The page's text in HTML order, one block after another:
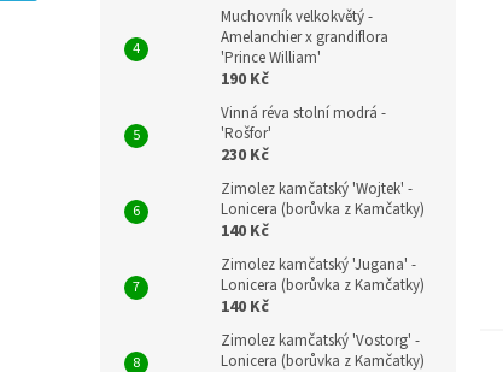
Muchovník velkokvětý -
Amelanchier x grandiflora
'Prince William'
190 Kč
Vinná réva stolní modrá -
'Rošfor'
230 Kč
Zimolez kamčatský 'Wojtek' -
Lonicera (borůvka z Kamčatky)
140 Kč
Zimolez kamčatský 'Jugana' -
Lonicera (borůvka z Kamčatky)
140 Kč
Zimolez kamčatský 'Vostorg' -
Lonicera (borůvka z Kamčatky)